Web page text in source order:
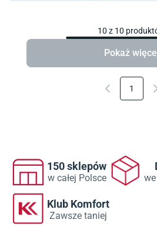
10 z 10
Pokaż
1
150 sklepów
w całej Polsce
Klub Komfort
Zawsze taniej